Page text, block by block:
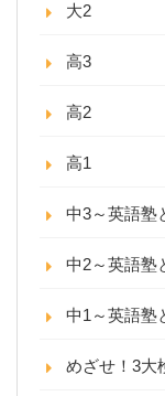
大2
高3
高2
高1
中3～英語塾
中2～英語塾
中1～英語塾
めざせ！3大